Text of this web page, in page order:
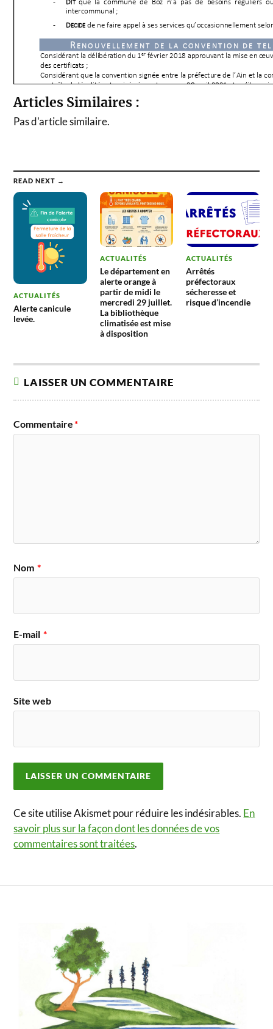
Articles Similaires :
Pas d'article similaire.
READ NEXT →
ACTUALITÉS
Alerte canicule
levée.
ACTUALITÉS
Le département en
alerte orange à
partir de midi le
mercredi 29 juillet.
La bibliothèque
climatisée est mise
à disposition
ACTUALITÉS
Arrêtés
préfectoraux
sécheresse et
risque d’incendie
LAISSER UN COMMENTAIRE
Commentaire*
Nom *
E-mail *
Site web
Ce site utilise Akismet pour réduire les indésirables. En
savoir plus sur la façon dont les données de vos
commentaires sont traitées.